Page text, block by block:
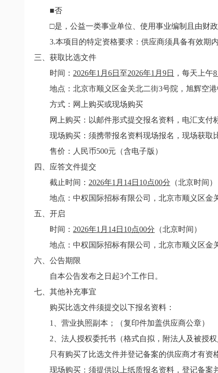
■否
□是，公益一类事业单位、使用事业编制且由财
3.本项目的特定资格要求：供应商须具备有效期
三、获取比选文件
时间： 2026年1 月 6日 至2026年1 月 9日 ，每天上午8
地点： 北京市顺义区金关北二街3号院，旭辉空
方式：网上购买或现场购买
网上购买：以邮件形式提交报名资料，电汇支
现场购买：须携带报名资料现场报名，现场获取
售价：人民币500元（含电子版）
四、应答文件提交
截止时间： 2026年1 月 14日 10点00分 （北京时间）
地点：中权国际招标有限公司，北京市顺义区金
五、开启
时间： 2026年1 月 14日 10点00分 （北京时间）
地点：中权国际招标有限公司，北京市顺义区金
六、公告期限
自本公告发布之日起3个工作日。
七、其他补充事宜
购买比选文件须提交以下报名资料：
1
、营业执照副本；（复印件加盖供应商公章）
2 、法人授权委托书（格式自拟，附法人及被授
只有购买了比选文件并登记备案的供应商才有资
现场购买：须提供以上纸质报名资料，登记备案